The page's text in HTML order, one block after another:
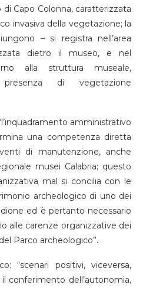
Capo Colonna, caratterizzata
invasiva della vegetazione; la
– si registra nell’area
dietro il museo, e nel
alla struttura museale,
di vegetazione
amministrativo
una competenza diretta
di manutenzione, anche
musei Calabria; questo
mal si concilia con le
archeologico di uno dei
ed è pertanto necessario
alle carenze organizzative dei
Parco archeologico”.
“scenari positivi, viceversa,
conferimento dell’autonomia,